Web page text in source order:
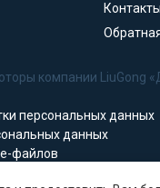
Контакты
компании LiuGong
персональных данных
данных
файлов